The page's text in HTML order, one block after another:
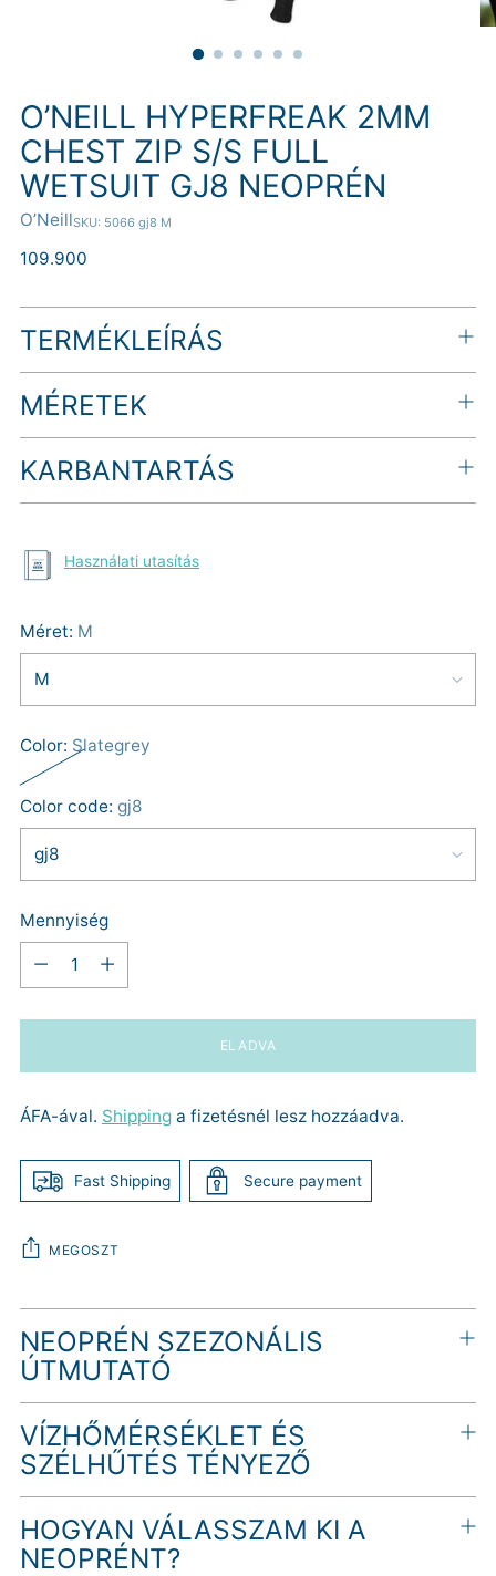
O’NEILL HYPERFREAK 2MM
CHEST ZIP S/S FULL
WETSUIT GJ8 NEOPRÉN
O’NeillSKU: 5066 gj8 M
Normál
109.900
TERMÉKLEÍRÁS
MÉRETEK
KARBANTARTÁS
Használati utasítás
Méret: M
Color: Slategrey
Color code: gj8
Mennyiség
Mennyiség
ELADVA
ÁFA-ával. Shipping a fizetésnél lesz hozzáadva.
Fast Shipping Secure payment
MEGOSZT
Termék
hozzáadása
a
kosárhoz
NEOPRÉN SZEZONÁLIS
ÚTMUTATÓ
VÍZHŐMÉRSÉKLET ÉS
SZÉLHŰTÉS TÉNYEZŐ
HOGYAN VÁLASSZAM KI A
NEOPRÉNT?